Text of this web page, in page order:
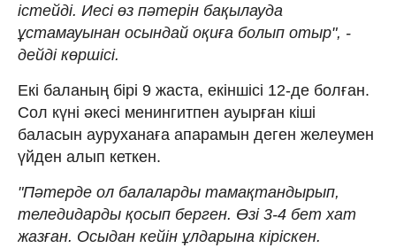
істейді. Иесі өз пәтерін бақылауда
ұстамауынан осындай оқиға болып отыр", -
дейді көршісі.
Екі баланың бірі 9 жаста, екіншісі 12-де болған.
Сол күні әкесі менингитпен ауырған кіші
баласын ауруханаға апарамын деген желеумен
үйден алып кеткен.
"Пәтерде ол балаларды тамақтандырып,
теледидарды қосып берген. Өзі 3-4 бет хат
жазған. Осыдан кейін ұлдарына кіріскен.